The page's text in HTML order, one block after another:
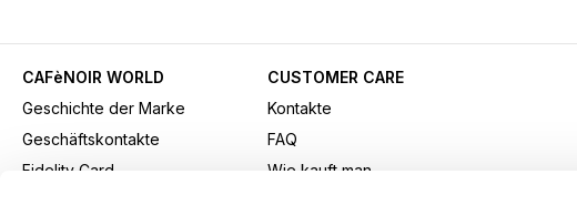
CAFèNOIR WORLD
Geschichte der Marke
Geschäftskontakte
Fidelity Card
CUSTOMER CARE
Kontakte
FAQ
Wie kauft man